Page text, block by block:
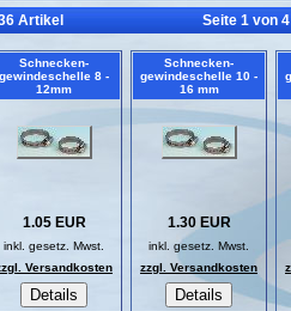
Artikel Seite 1 von 4
Schnecken-
gewindeschelle 8 -
12mm
1.05 EUR
inkl. gesetz. Mwst.
Versandkosten
Schnecken-
gewindeschelle 10 -
16 mm
1.30 EUR
inkl. gesetz. Mwst.
zzgl. Versandkosten